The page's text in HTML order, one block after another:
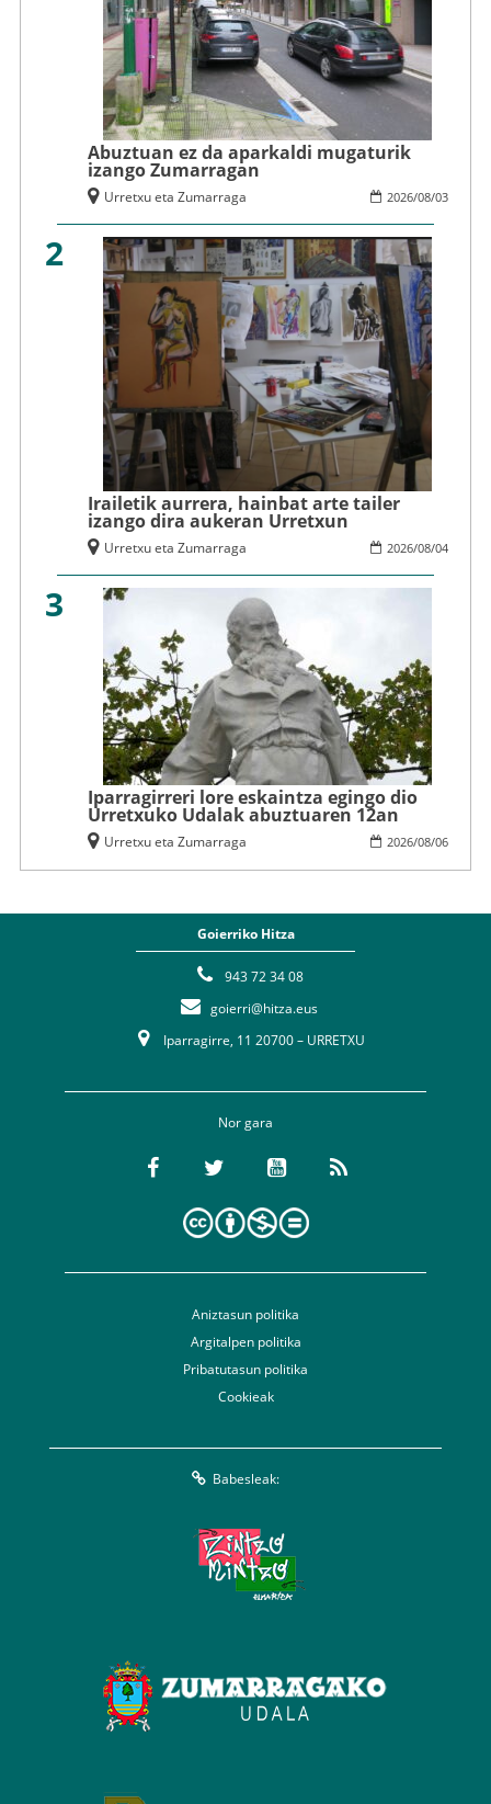
Abuztuan ez da aparkaldi mugaturik
izango Zumarragan
2026/08/03
Urretxu eta Zumarraga
2
Irailetik aurrera, hainbat arte tailer
izango dira aukeran Urretxun
2026/08/04
Urretxu eta Zumarraga
3
Iparragirreri lore eskaintza egingo dio
Urretxuko Udalak abuztuaren 12an
2026/08/06
Urretxu eta Zumarraga
Goierriko Hitza
943 72 34 08
goierri@hitza.eus
Iparragirre, 11 20700 – URRETXU
Nor gara
Aniztasun politika
Argitalpen politika
Pribatutasun politika
Cookieak
Babesleak: